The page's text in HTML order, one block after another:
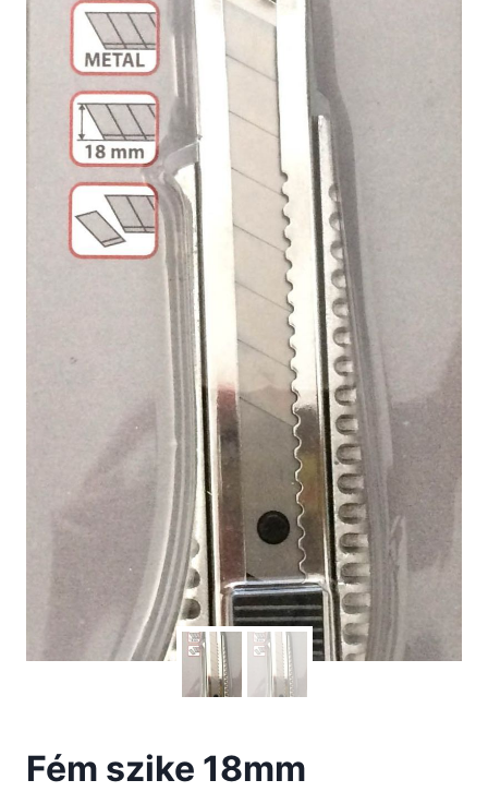
Fém szike 18mm